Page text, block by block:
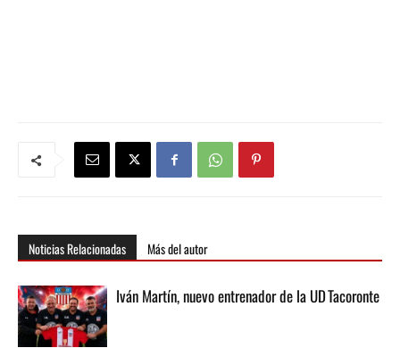
Noticias Relacionadas Más del autor
Iván Martín, nuevo entrenador de la UD Tacoronte